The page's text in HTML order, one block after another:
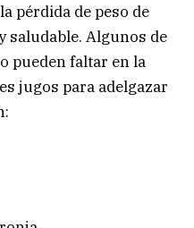
pérdida de peso de
saludable. Algunos de
pueden faltar en la
jugos para adelgazar